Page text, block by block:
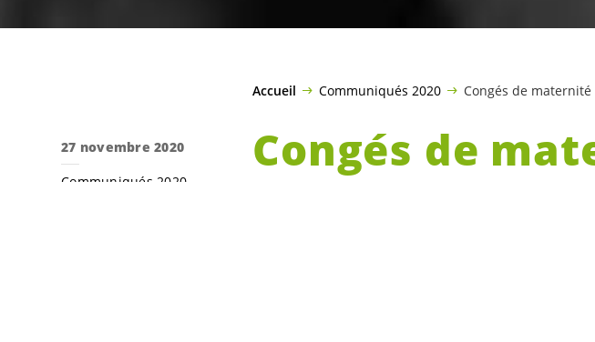
Accueil Communiqués 2020 Congés de
Congés de
27 novembre 2020
Communiqués 2020